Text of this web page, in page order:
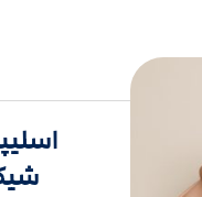
شیک